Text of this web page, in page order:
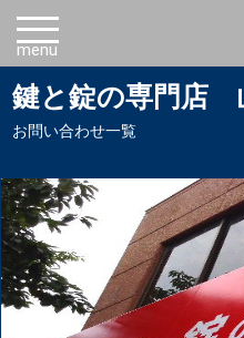
お問い合わせ一覧
鍵と錠の専門店